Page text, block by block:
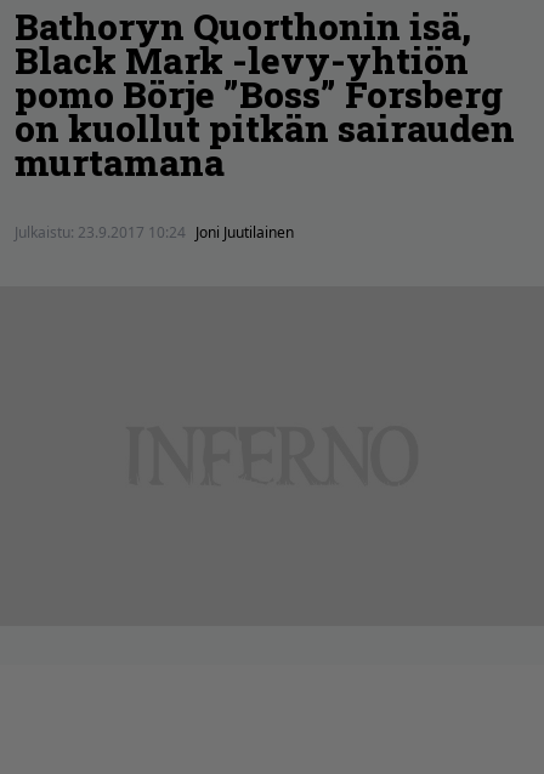
Bathoryn Quorthonin isä,
Black Mark -levy-yhtiön
pomo Börje ”Boss” Forsberg
on kuollut pitkän sairauden
murtamana
Julkaistu: 23.9.2017 10:24 Joni Juutilainen